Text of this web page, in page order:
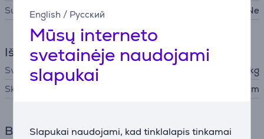
English / Русский
Mūsų interneto
svetainėje naudojami
slapukai
Slapukai naudojami, kad tinklalapis tinkamai
Su dangčiu Ne
Išmatavimai
Svoris
1,204 kg
Skersmuo
28 cm
Bendri parametrai